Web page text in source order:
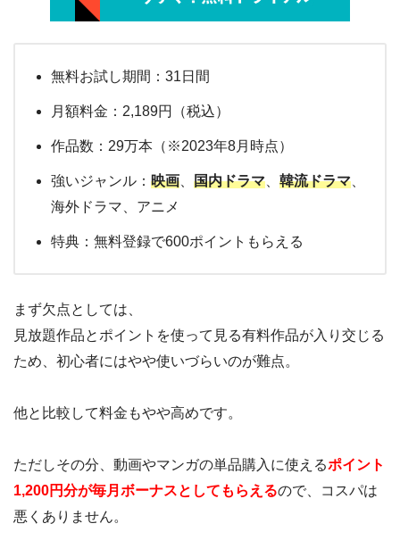
無料お試し期間：31日間
月額料金：2,189円（税込）
作品数：29万本（※2023年8月時点）
強いジャンル： 映画 国内ドラマ 韓流ドラマ
海外ドラマ、アニメ
特典：無料登録で600ポイントもらえる
まず欠点としては、
見放題作品とポイントを使って見る有料作品が入り交じる
ため、初心者にはやや使いづらいのが難点。
他と比較して料金もやや高めです。
ただしその分、動画やマンガの単品購入に使えるポイント
1,200円分が毎月ボーナスとしてもらえるので、コスパは
悪くありません。